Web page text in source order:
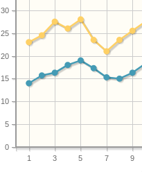
1 3 5 7 9
0
5
10
15
20
25
30